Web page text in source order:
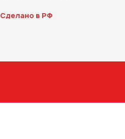
Сделано в РФ